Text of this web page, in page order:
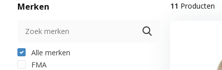
Merken
Alle merken
FMA
11 Producten